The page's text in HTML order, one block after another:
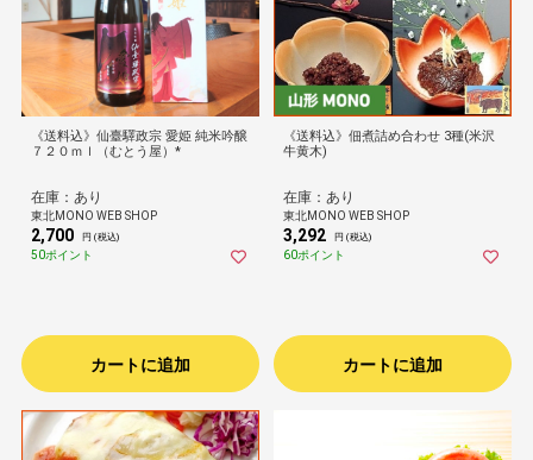
《送料込》仙臺驛政宗 愛姫 純米吟醸
７２０ｍｌ（むとう屋）*
在庫：あり
東北MONO WEB SHOP
2,700 円 (税込)
50ポイント
カートに追加
《送料込》佃煮詰め合わせ 3種(米沢
牛黄木)
在庫：あり
東北MONO WEB SHOP
3,292 円 (税込)
60ポイント
カートに追加